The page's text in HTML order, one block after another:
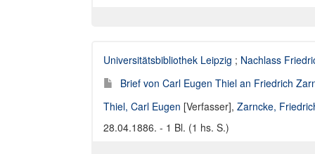
Universitätsbibliothek Leipzig ; Nachlass
Brief von Carl Eugen Thiel an Friedrich
Thiel, Carl Eugen [Verfasser], Zarncke,
28.04.1886. - 1 Bl. (1 hs. S.)